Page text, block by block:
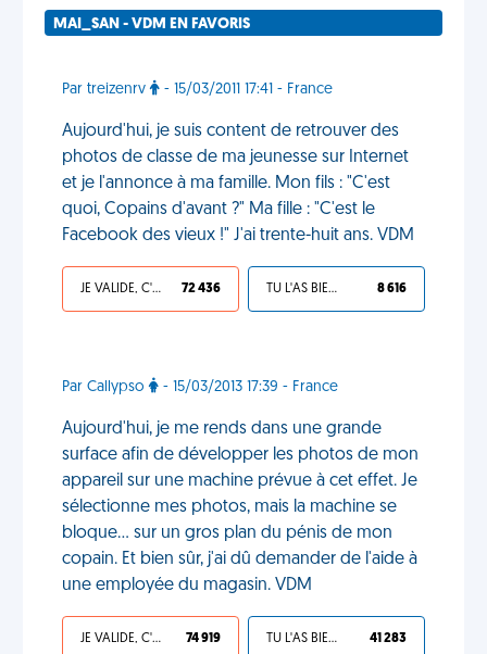
MAI_SAN - VDM EN FAVORIS
Par treizenrv - 15/03/2011 17:41 - France
Aujourd'hui, je suis content de retrouver des
photos de classe de ma jeunesse sur Internet
et je l'annonce à ma famille. Mon fils : "C'est
quoi, Copains d'avant ?" Ma fille : "C'est le
Facebook des vieux !" J'ai trente-huit ans. VDM
JE VALIDE, C'EST UNE VDM 72 436 TU L'AS BIEN MÉRITÉ 8 616
Par Callypso - 15/03/2013 17:39 - France
Aujourd'hui, je me rends dans une grande
surface afin de développer les photos de mon
appareil sur une machine prévue à cet effet. Je
sélectionne mes photos, mais la machine se
bloque... sur un gros plan du pénis de mon
copain. Et bien sûr, j'ai dû demander de l'aide à
une employée du magasin. VDM
JE VALIDE, C'EST UNE VDM 74 919 TU L'AS BIEN MÉRITÉ 41 283